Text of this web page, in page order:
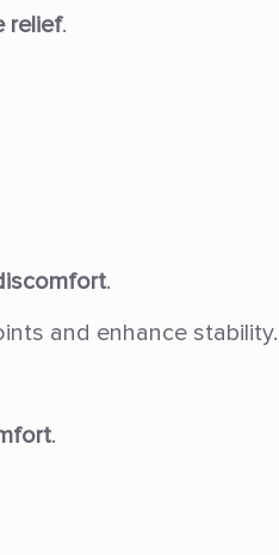
relief.
.
and enhance stability.
.